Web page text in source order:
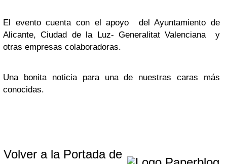
El evento cuenta con el apoyo del Ayuntamiento de
Alicante, Ciudad de la Luz- Generalitat Valenciana y
otras empresas colaboradoras.
Una bonita noticia para una de nuestras caras más
conocidas.
Volver a la Portada de